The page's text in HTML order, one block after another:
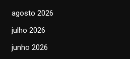
agosto 2026
julho 2026
junho 2026